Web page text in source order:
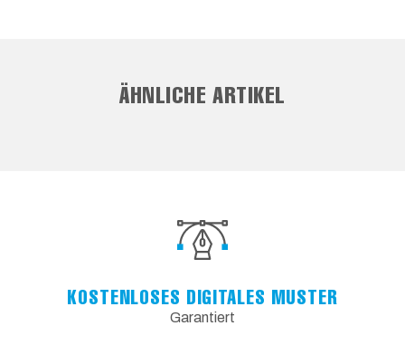
ÄHNLICHE ARTIKEL
KOSTENLOSES DIGITALES MUSTER
Garantiert